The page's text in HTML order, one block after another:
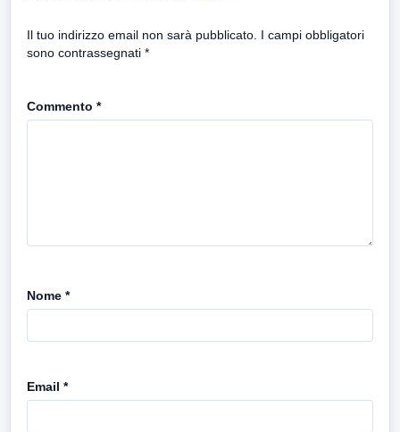
Il tuo indirizzo email non sarà pubblicato. I campi obbligatori
sono contrassegnati *
Commento *
Nome *
Email *